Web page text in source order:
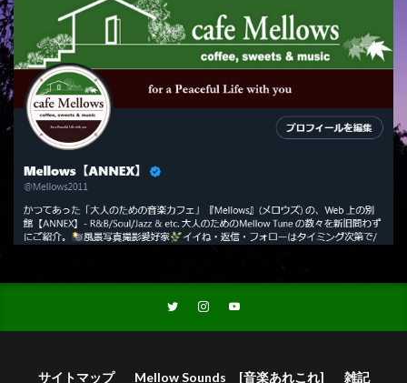
サイトマップ Mellow Sounds [音楽あれこれ] 雑記